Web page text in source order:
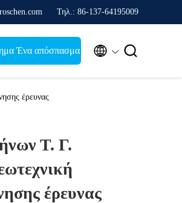
Τηλ.: 86-137-64195009
Ένα απόσπασμα  
έρευνας
Τ. Γ.
έρευνας